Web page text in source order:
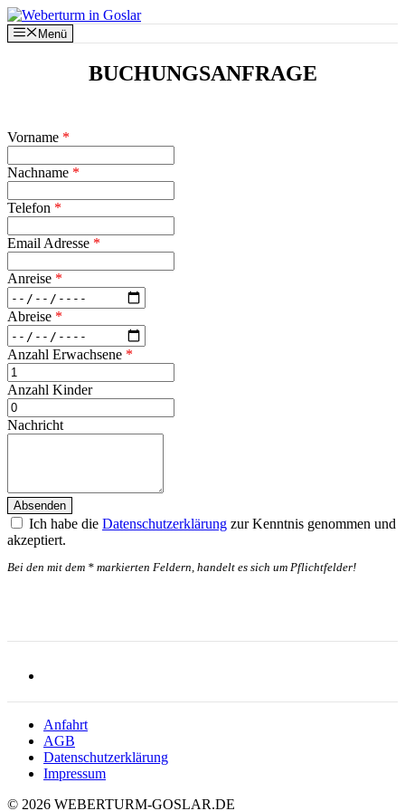
Zum
Inhalt
springen
Menü
BUCHUNGSANFRAGE
Vorname *
Nachname *
Telefon *
Email Adresse *
Anreise *
Abreise *
Anzahl Erwachsene *
Anzahl Kinder
Nachricht
Datenschutz
Ich habe die Datenschutzerklärung zur Kenntnis genommen und
akzeptiert.
Bei den mit dem * markierten Feldern, handelt es sich um Pflichtfelder!
Anfahrt
AGB
Datenschutzerklärung
Impressum
© 2026 WEBERTURM-GOSLAR.DE